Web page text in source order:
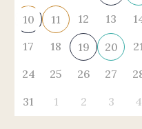
10 11 12 13
17
18 19 20
24
25 26 27
31
1 2 3 4